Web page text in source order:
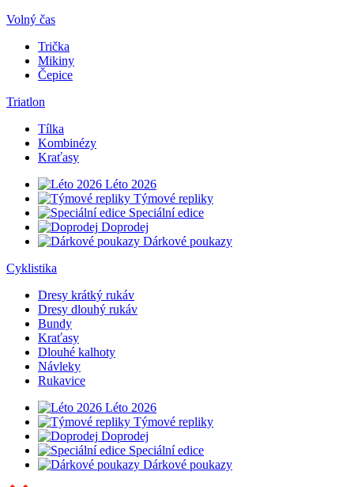
Volný čas
Trička
Mikiny
Čepice
Triatlon
Tílka
Kombinézy
Kraťasy
Léto 2026
Týmové repliky
Speciální edice
Doprodej
Dárkové poukazy
Cyklistika
Dresy krátký rukáv
Dresy dlouhý rukáv
Bundy
Kraťasy
Dlouhé kalhoty
Návleky
Rukavice
Léto 2026
Týmové repliky
Doprodej
Speciální edice
Dárkové poukazy